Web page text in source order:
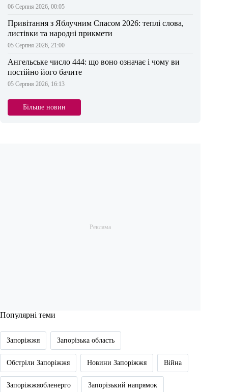
06 Серпня 2026, 00:05
Привітання з Яблучним Спасом 2026: теплі слова,
листівки та народні прикмети
05 Серпня 2026, 21:00
Ангельське число 444: що воно означає і чому ви
постійно його бачите
05 Серпня 2026, 16:13
Більше новин
Популярні теми
Запоріжжя Запорізька область
Обстріли Запоріжжя Новини Запоріжжя Війна
Запоріжжяобленерго Запорізький напрямок